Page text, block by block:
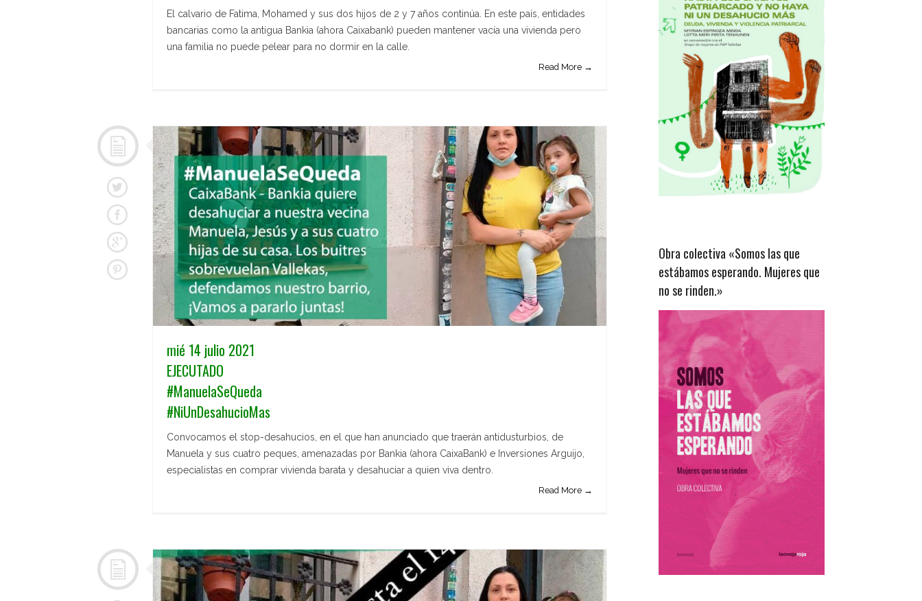
El calvario de Fatima, Mohamed y sus dos hijos de 2 y 7 años continúa. En este país, entidades
bancarias como la antigua Bankia (ahora Caixabank) pueden mantener vacía una vivienda pero
una familia no puede pelear para no dormir en la calle.
Read More →
mié 14 julio 2021
EJECUTADO
#ManuelaSeQueda
#NiUnDesahucioMas
Convocamos el stop-desahucios, en el que han anunciado que traerán antidusturbios, de
Manuela y sus cuatro peques, amenazadas por Bankia (ahora CaixaBank) e Inversiones Arguijo,
especialistas en comprar vivienda barata y desahuciar a quien viva dentro.
Read More →
Obra colectiva «Somos las que
estábamos esperando. Mujeres que
no se rinden.»